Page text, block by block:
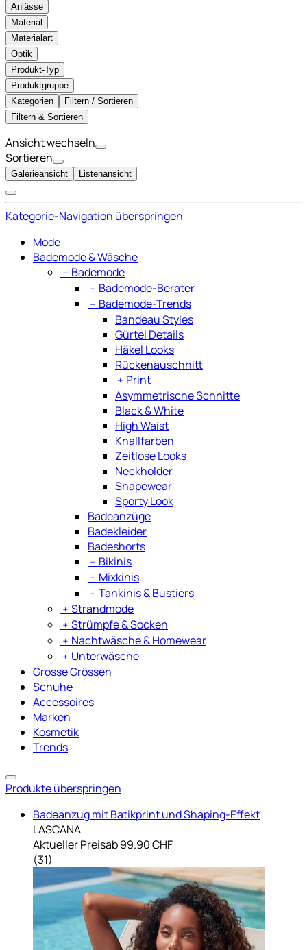
Anlässe
Material
Materialart
Optik
Produkt-Typ
Produktgruppe
Kategorien
Filtern / Sortieren
Filtern & Sortieren
Ansicht wechseln
Sortieren
Galerieansicht Listenansicht
Kategorie-Navigation überspringen
Mode
Bademode & Wäsche
﹣ Bademode
﹢ Bademode-Berater
﹣ Bademode-Trends
Bandeau Styles
Gürtel Details
Häkel Looks
Rückenauschnitt
﹢ Print
Asymmetrische Schnitte
Black & White
High Waist
Knallfarben
Zeitlose Looks
Neckholder
Shapewear
Sporty Look
Badeanzüge
Badekleider
Badeshorts
﹢ Bikinis
﹢ Mixkinis
﹢ Tankinis & Bustiers
﹢ Strandmode
﹢ Strümpfe & Socken
﹢ Nachtwäsche & Homewear
﹢ Unterwäsche
Grosse Grössen
Schuhe
Accessoires
Marken
Kosmetik
Trends
Produkte überspringen
Badeanzug mit Batikprint und Shaping-Effekt
LASCANA
Aktueller Preisab99.90 CHF
(31)